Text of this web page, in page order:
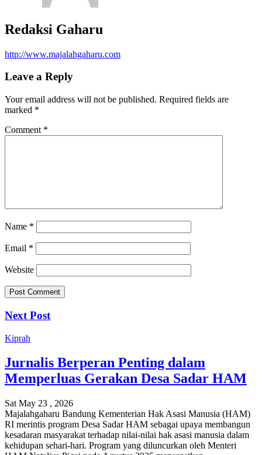
Redaksi Gaharu
http://www.majalahgaharu.com
Leave a Reply
Your email address will not be published. Required fields are
marked *
Comment *
Name *
Email *
Website
Next Post
Kiprah
Jurnalis Berperan Penting dalam
Memperluas Gerakan Desa Sadar HAM
Sat May 23 , 2026
Majalahgaharu Bandung Kementerian Hak Asasi Manusia (HAM)
RI merintis program Desa Sadar HAM sebagai upaya membangun
kesadaran masyarakat terhadap nilai-nilai hak asasi manusia dalam
kehidupan sehari-hari. Program yang diluncurkan oleh Menteri